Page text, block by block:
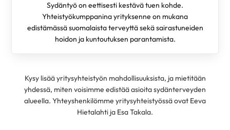
Sydäntyö on eettisesti kestävä tuen kohde.
Yhteistyökumppanina yrityksenne on mukana
edistämässä suomalaista terveyttä sekä sairastuneiden
hoidon ja kuntoutuksen parantamista.
Kysy lisää yritysyhteistyön mahdollisuuksista, ja mietitään
yhdessä, miten voisimme edistää asioita sydänterveyden
alueella. Yhteyshenkilömme yritysyhteistyössä ovat Eeva
Hietalahti ja Esa Takala.